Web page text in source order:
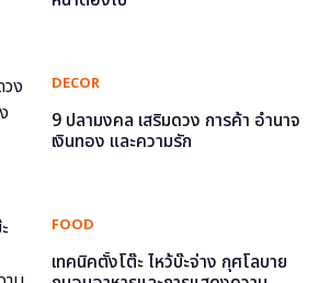
DECOR
9 ปลามงคล เสริมดวง การค้า อำนาจ
เงินทอง และความรัก
FOOD
เทคนิคตั้งโต๊ะ ไหว้บ๊ะจ่าง กุศโลบาย